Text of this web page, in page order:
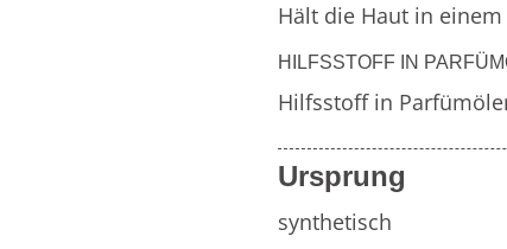
Hält die Haut in
HILFSSTOFF IN
Hilfsstoff in
Ursprung
synthetisch